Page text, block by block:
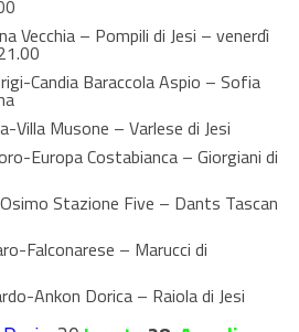
Vecchia – Pompili di Jesi – venerdì
Candia Baraccola Aspio – Sofia
Villa Musone – Varlese di Jesi
Europa Costabianca – Giorgiani di
Stazione Five – Dants Tascan
Falconarese – Marucci di
Ankon Dorica – Raiola di Jesi